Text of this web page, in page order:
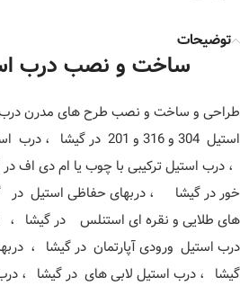
توضیحات
ساخت و نصب درب
طراحی و ساخت و نصب طرح های مدرن درب
استیل 304 و 316 و 201
، درب استیل ترکیبی با چوب یا ام دی اف
خور در گیشا ، دربهای حفاظی استیل
های طلایی و نقره ای استنلس در گیشا ،
درب استیل ورودی آپارتمان در گیشا ،
گیشا ، درب استیل لابی های در گیشا ،